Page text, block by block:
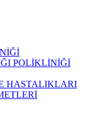
POLİKLİNİĞİ
HASTALIKLARI